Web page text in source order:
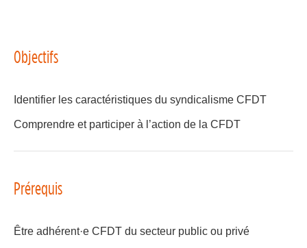
Objectifs
Identifier les caractéristiques du syndicalisme CFDT
Comprendre et participer à l’action de la CFDT
Prérequis
Être adhérent·e CFDT du secteur public ou privé